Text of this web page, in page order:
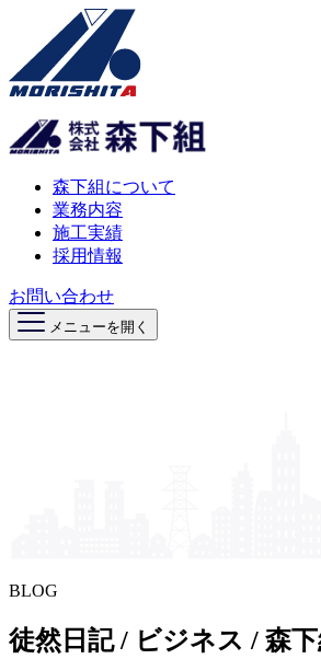
森下組について
業務内容
施工実績
採用情報
お問い合わせ
メニューを開く
BLOG
徒然日記 / ビジネス / 森